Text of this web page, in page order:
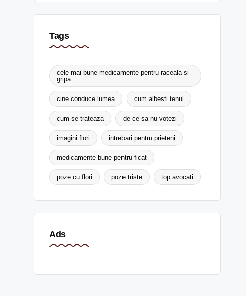
Tags
cele mai bune medicamente pentru raceala si
gripa
cine conduce lumea cum albesti tenul
cum se trateaza de ce sa nu votezi
imagini flori intrebari pentru prieteni
medicamente bune pentru ficat
poze cu flori poze triste top avocati
Ads